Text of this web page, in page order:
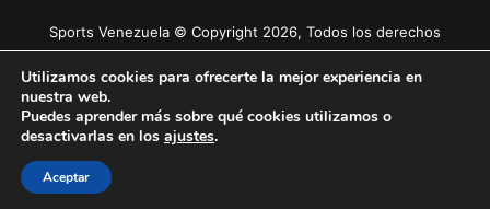
Sports Venezuela © Copyright 2026, Todos los derechos
reservados |
Tema gestionado por Caissa Agency
Facebook
X YouTubeInstagram
Utilizamos cookies para ofrecerte la mejor experiencia en
nuestra web.
Puedes aprender más sobre qué cookies utilizamos o
desactivarlas en los ajustes.
Aceptar